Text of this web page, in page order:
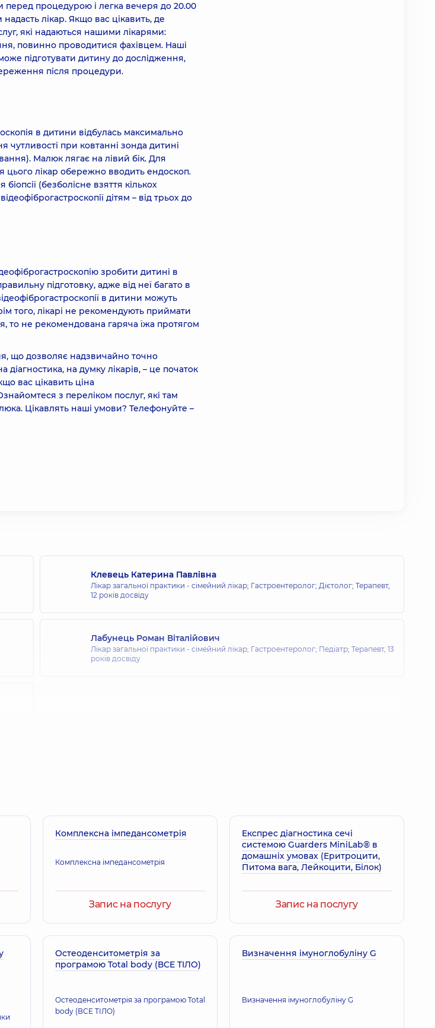
перед процедурою і легка вечеря до 20.00
лікар. Якщо вас цікавить, де
які надаються нашими лікарями:
повинно проводитися фахівцем. Наші
підготувати дитину до дослідження,
після процедури.
в дитини відбулась максимально
чутливості при ковтанні зонда дитині
Малюк лягає на лівий бік. Для
цього лікар обережно вводить ендоскоп.
(безболісне взяття кількох
дітям – від трьох до
зробити дитині в
підготовку, адже від неї багато в
в дитини можуть
того, лікарі не рекомендують приймати
то не рекомендована гаряча їжа протягом
що дозволяє надзвичайно точно
на думку лікарів, – це початок
вас цікавить ціна
з переліком послуг, які там
Цікавлять наші умови? Телефонуйте –
Клевець Катерина Павлівна
Лікар загальної практики - сімейний лікар; Гастроентеролог; Дієтолог; Терапевт,
12 років досвіду
Лабунець Роман Віталійович
Лікар загальної практики - сімейний лікар; Гастроентеролог; Педіатр; Терапевт, 13
років досвіду
Комплексна імпедансометрія
Комплексна імпедансометрія
Запис на послугу
Експрес діагностика сечі
системою Guarders MiniLab® в
домашніх умовах (Еритроцити,
Питома вага, Лейкоцити, Бiлок)
Запис на послугу
Остеоденситометрія за
програмою Total body (ВСЕ ТІЛО)
Остеоденситометрія за програмою Total
body (ВСЕ ТІЛО)
Визначення імуноглобуліну G
Визначення імуноглобуліну G